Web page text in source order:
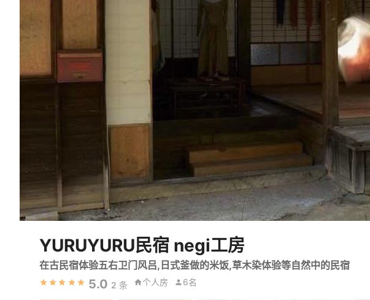
YURUYURU民宿 negi工房
在古民宿体验五右卫门风吕,日式釜做的米饭,草木染体验等自然中的民宿
5.0 2 条 个人房 6名